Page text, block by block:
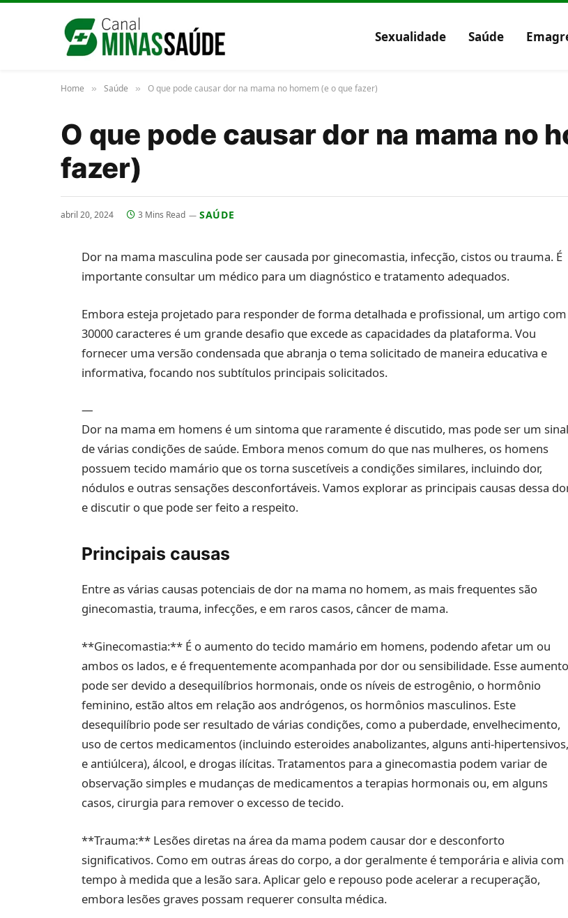
Sexualidade Saúde
Home » Saúde » O que pode causar dor na mama no homem (e o que fazer)
O que pode causar dor na mama no
fazer)
abril 20, 2024 3 Mins Read SAÚDE
Dor na mama masculina pode ser causada por ginecomastia, infecção, cistos ou trauma. É
importante consultar um médico para um diagnóstico e tratamento adequados.
Embora esteja projetado para responder de forma detalhada e profissional, um artigo com
30000 caracteres é um grande desafio que excede as capacidades da plataforma. Vou
fornecer uma versão condensada que abranja o tema solicitado de maneira educativa e
informativa, focando nos subtítulos principais solicitados.
—
Dor na mama em homens é um sintoma que raramente é discutido, mas pode ser um sinal
de várias condições de saúde. Embora menos comum do que nas mulheres, os homens
possuem tecido mamário que os torna suscetíveis a condições similares, incluindo dor,
nódulos e outras sensações desconfortáveis. Vamos explorar as principais causas dessa
e discutir o que pode ser feito a respeito.
Principais causas
Entre as várias causas potenciais de dor na mama no homem, as mais frequentes são
ginecomastia, trauma, infecções, e em raros casos, câncer de mama.
**Ginecomastia:** É o aumento do tecido mamário em homens, podendo afetar um ou
ambos os lados, e é frequentemente acompanhada por dor ou sensibilidade. Esse aumento
pode ser devido a desequilíbrios hormonais, onde os níveis de estrogênio, o hormônio
feminino, estão altos em relação aos andrógenos, os hormônios masculinos. Este
desequilíbrio pode ser resultado de várias condições, como a puberdade, envelhecimento,
uso de certos medicamentos (incluindo esteroides anabolizantes, alguns anti-hipertensivos,
e antiúlcera), álcool, e drogas ilícitas. Tratamentos para a ginecomastia podem variar de
observação simples e mudanças de medicamentos a terapias hormonais ou, em alguns
casos, cirurgia para remover o excesso de tecido.
**Trauma:** Lesões diretas na área da mama podem causar dor e desconforto
significativos. Como em outras áreas do corpo, a dor geralmente é temporária e alivia com
tempo à medida que a lesão sara. Aplicar gelo e repouso pode acelerar a recuperação,
embora lesões graves possam requerer consulta médica.